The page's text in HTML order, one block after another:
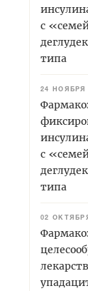
с
типа
24 НОЯБРЯ
с
типа
02